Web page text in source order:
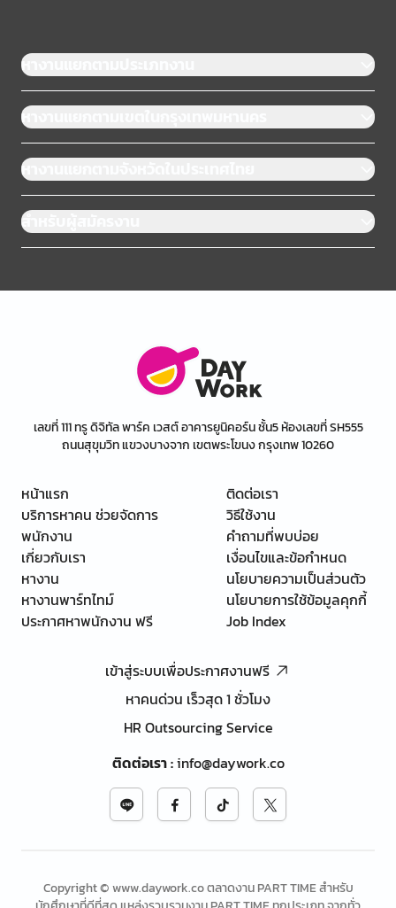
หางานแยกตามประเภทงาน
หางานแยกตามเขตในกรุงเทพมหานคร
หางานแยกตามจังหวัดในประเทศไทย
สำหรับผู้สมัครงาน
เลขที่ 111 ทรู ดิจิทัล พาร์ค เวสต์ อาคารยูนิคอร์น ชั้น5 ห้องเลขที่ SH555
ถนนสุขุมวิท แขวงบางจาก เขตพระโขนง กรุงเทพ 10260
หน้าแรก
บริการหาคน ช่วยจัดการ
พนักงาน
เกี่ยวกับเรา
หางาน
หางานพาร์ทไทม์
ประกาศหาพนักงาน ฟรี
ติดต่อเรา
วิธีใช้งาน
คำถามที่พบบ่อย
เงื่อนไขและข้อกำหนด
นโยบายความเป็นส่วนตัว
นโยบายการใช้ข้อมูลคุกกี้
Job Index
เข้าสู่ระบบเพื่อประกาศงานฟรี
หาคนด่วน เร็วสุด 1 ชั่วโมง
HR Outsourcing Service
ติดต่อเรา:info@daywork.co
Copyright © www.daywork.co ตลาดงาน PART TIME สำหรับ